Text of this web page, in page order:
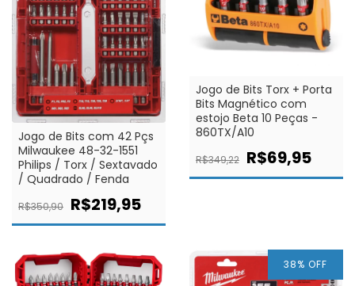
Jogo de Bits com 42 Pçs
Milwaukee 48-32-1551
Philips / Torx / Sextavado
/ Quadrado / Fenda
R$350,90 R$219,95
Jogo de Bits Torx + Porta
Bits Magnético com
estojo Beta 10 Peças -
860TX/A10
R$349,22 R$69,95
38% OFF